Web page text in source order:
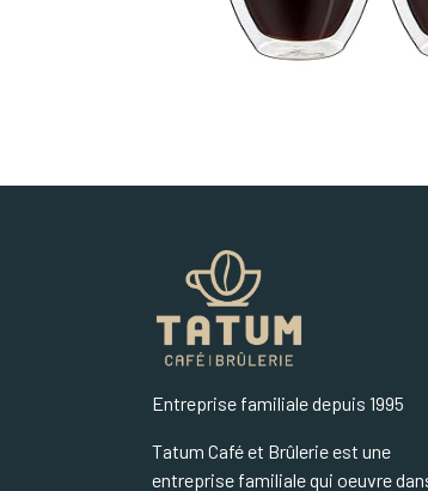
Entreprise familiale depuis 1995
Tatum Café et Brûlerie est une
entreprise familiale qui oeuvre